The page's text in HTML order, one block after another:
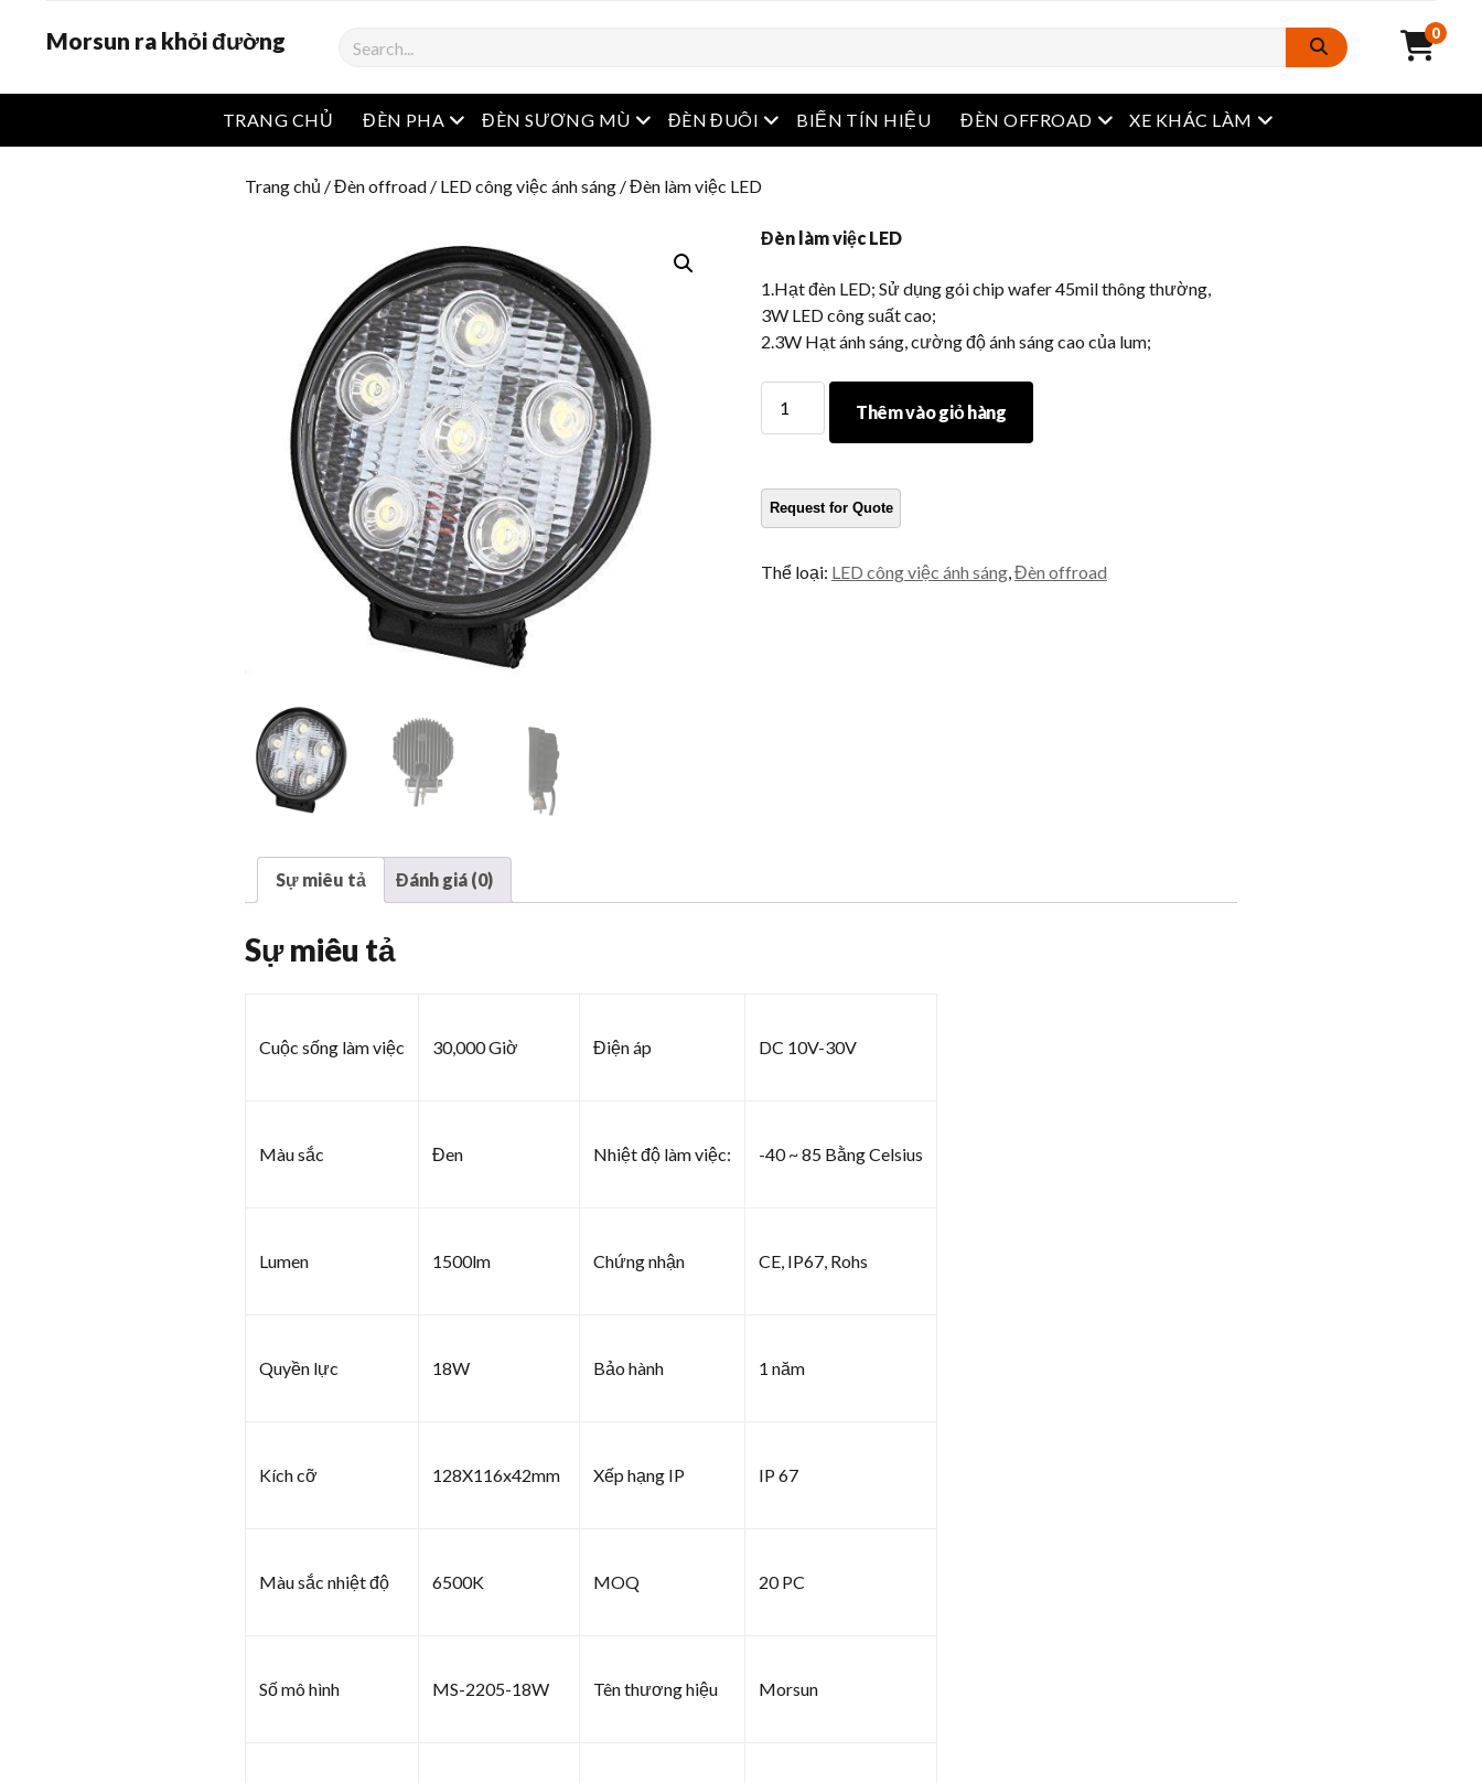
Morsun ra khỏi đường
Tìm
0
TRANG CHỦ ĐÈN PHA Mở menu
ĐÈN SƯƠNG MÙ Mở menu
ĐÈN ĐUÔI Mở menu
BIẾN TÍN HIỆU ĐÈN OFFROAD Mở menu
XE KHÁC LÀM Mở menu
Trang chủ /Đèn offroad / LED công việc ánh sáng / Đèn làm việc LED
Đèn làm việc LED
1.Hạt đèn LED; Sử dụng gói chip wafer 45mil thông thường,
3W LED công suất cao;
2.3W Hạt ánh sáng, cường độ ánh sáng cao của lum;
làm
Số
lượng
Thêm vào giỏ hàng
Thể loại: LED công việc ánh sáng,Đèn offroad
Sự miêu tả Đánh giá (0)
Sự miêu tả
Cuộc sống làm việc 30,000 Giờ Điện áp DC 10V-30V
Màu sắc Đen Nhiệt độ làm việc: -40 ~ 85 Bằng Celsius
Lumen 1500lm Chứng nhận CE, IP67, Rohs
Quyền lực 18W Bảo hành 1 năm
Kích cỡ 128X116x42mm Xếp hạng IP IP 67
Màu sắc nhiệt độ 6500K MOQ 20 PC
Số mô hình MS-2205-18W Tên thương hiệu Morsun